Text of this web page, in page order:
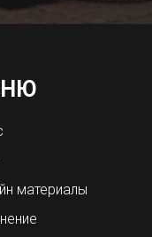
материалы